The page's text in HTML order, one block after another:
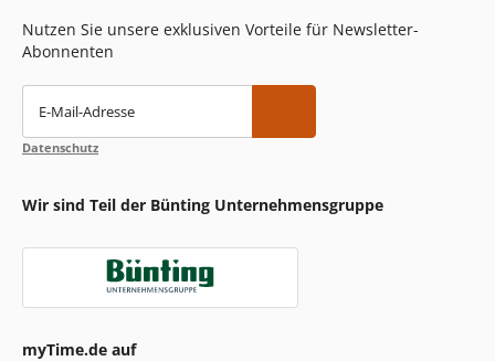
Nutzen Sie unsere exklusiven Vorteile für Newsletter-
Abonnenten
E-Mail-Adresse
Datenschutz
Wir sind Teil der Bünting Unternehmensgruppe
myTime.de auf